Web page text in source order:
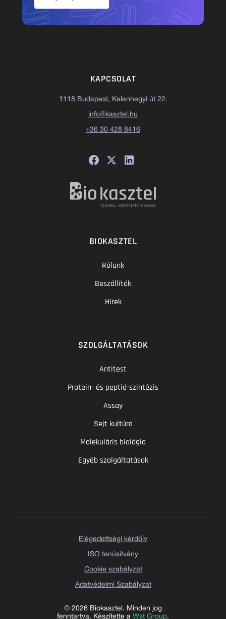
KAPCSOLAT
1118 Budapest, Kelenhegyi út 22.
info@kasztel.hu
+36 30 428 8416
BIOKASZTEL
Rólunk
Beszállítók
Hírek
SZOLGÁLTATÁSOK
Antitest
Protein- és peptid-szintézis
Assay
Sejt kultúra
Molekuláris biológia
Egyéb szolgáltatások
© 2026 Biokasztel. Minden jog
fenntartva. Készítette a Wst Group.
Elégedettségi kérdőív
ISO tanúsítvány
Cookie szabályzat
Adatvédelmi Szabályzat